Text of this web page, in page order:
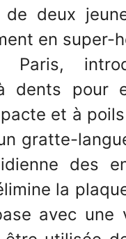
de deux
en super-
Paris,
dents pour
et à
gratte-
des
la
avec une